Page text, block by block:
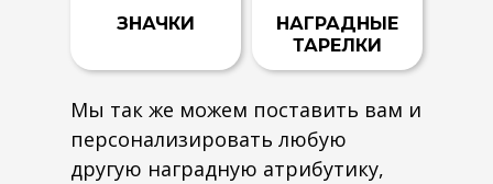
НАГРАДНЫЕ
ТАРЕЛКИ
ЗНАЧКИ
Мы так же можем поставить вам и
персонализировать любую
другую наградную атрибутику,